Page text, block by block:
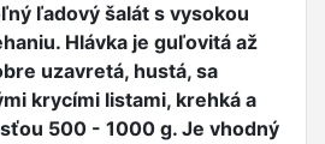
ľadový šalát s vysokou
Hlávka je guľovitá až
uzavretá, hustá, sa
krycími listami, krehká a
500 - 1000 g. Je vhodný